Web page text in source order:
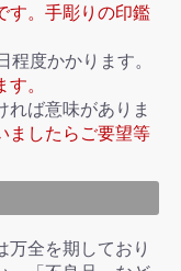
す。手彫りの印鑑
度かかります。
。
れば意味がありま
ましたらご要望等
万全を期しており